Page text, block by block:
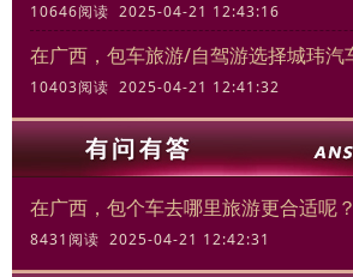
10646阅读 2025-04-21 12:43:16
10403阅读 2025-04-21 12:41:32
在广西，包个车去哪里旅游更合适呢？
8431阅读 2025-04-21 12:42:31